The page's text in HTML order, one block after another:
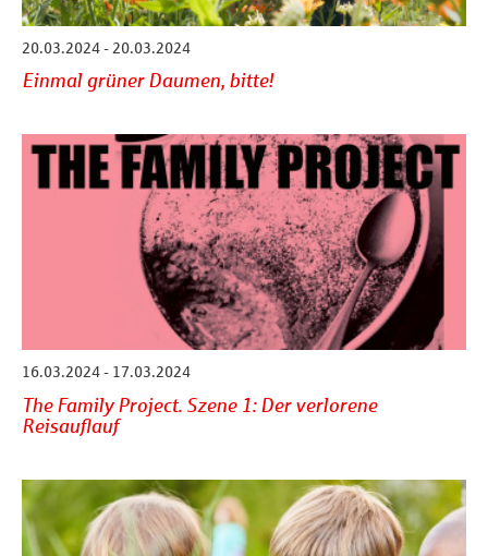
20.03.2024 - 20.03.2024
Einmal grüner Daumen, bitte!
16.03.2024 - 17.03.2024
The Family Project. Szene 1: Der verlorene
Reisauflauf